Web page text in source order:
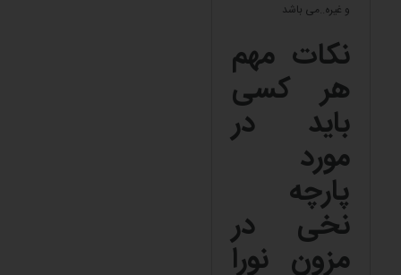
و غیره..می باشد
نکات مهم
هر کسی
باید در
مورد
پارچه
نخی در
مزون نورا